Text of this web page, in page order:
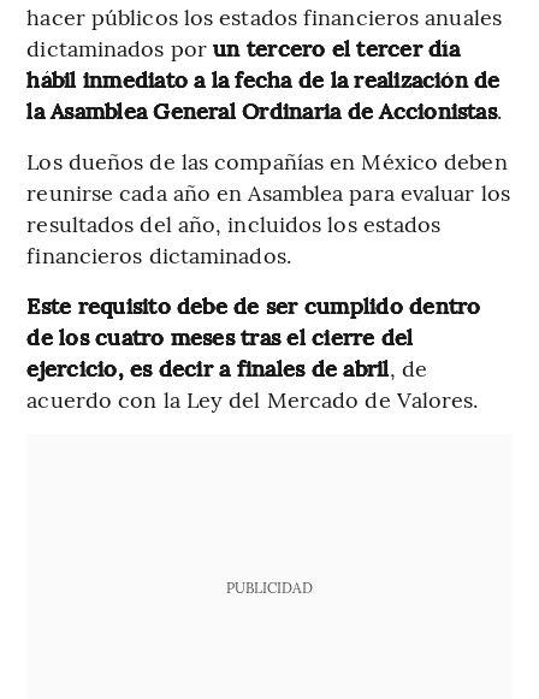
hacer públicos los estados financieros anuales
dictaminados porun tercero el tercer día
hábil inmediato a la fecha de la realización de
la Asamblea General Ordinaria de Accionistas.
Los dueños de las compañías en México deben
reunirse cada año en Asamblea para evaluar los
resultados del año, incluidos los estados
financieros dictaminados.
Este requisito debe de ser cumplido dentro
de los cuatro meses tras el cierre del
ejercicio, es decir a finales de abril, de
acuerdo con la Ley del Mercado de Valores.
PUBLICIDAD